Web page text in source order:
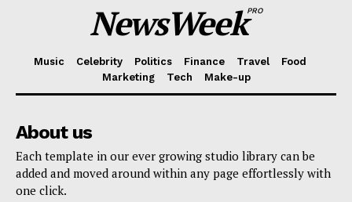
NewsWeekPRO
Music Celebrity Politics Finance Travel
Food
Marketing
Tech Make-up
About us
Each template in our ever growing studio library can be
added and moved around within any page effortlessly with
one click.